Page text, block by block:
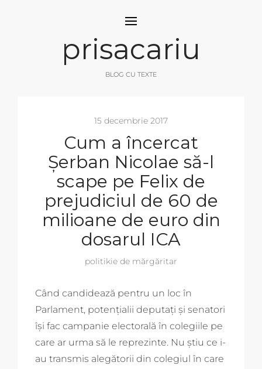
prisacariu
BLOG CU TEXTE
15 decembrie 2017
Cum a încercat
Șerban Nicolae să-l
scape pe Felix de
prejudiciul de 60 de
milioane de euro din
dosarul ICA
politikie de mărgăritar
Când candidează pentru un loc în
Parlament, potențialii deputați și senatori
își fac campanie electorală în colegiile pe
care ar urma să le reprezinte. Nu știu ce i-
au transmis alegătorii din colegiul în care